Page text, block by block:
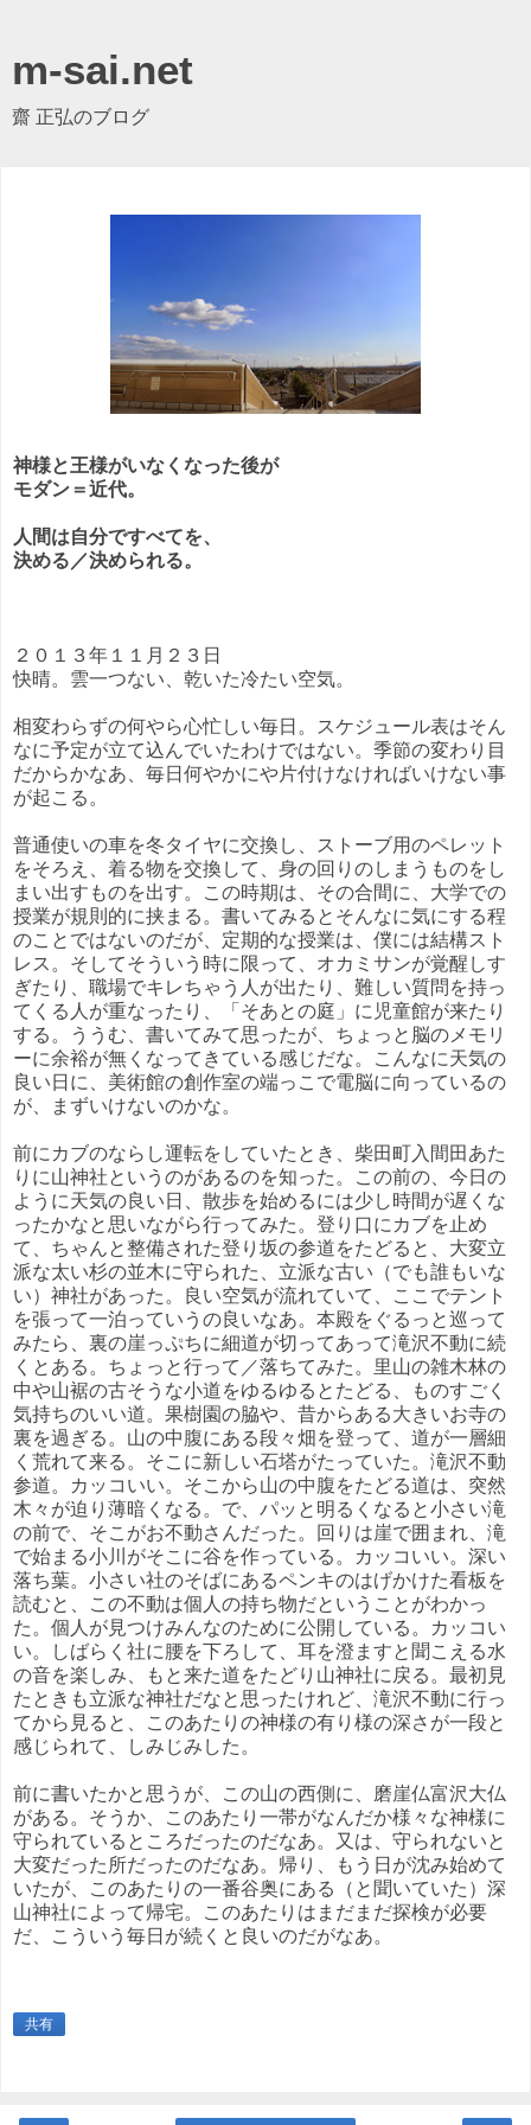
m-sai.net
齋 正弘のブログ
神様と王様がいなくなった後が
モダン＝近代。
人間は自分ですべてを、
決める／決められる。
２０１３年１１月２３日
快晴。雲一つない、乾いた冷たい空気。
相変わらずの何やら心忙しい毎日。スケジュール表はそん
なに予定が立て込んでいたわけではない。季節の変わり目
だからかなあ、毎日何やかにや片付けなければいけない事
が起こる。
普通使いの車を冬タイヤに交換し、ストーブ用のペレット
をそろえ、着る物を交換して、身の回りのしまうものをし
まい出すものを出す。この時期は、その合間に、大学での
授業が規則的に挟まる。書いてみるとそんなに気にする程
のことではないのだが、定期的な授業は、僕には結構スト
レス。そしてそういう時に限って、オカミサンが覚醒しす
ぎたり、職場でキレちゃう人が出たり、難しい質問を持っ
てくる人が重なったり、「そあとの庭」に児童館が来たり
する。ううむ、書いてみて思ったが、ちょっと脳のメモリ
ーに余裕が無くなってきている感じだな。こんなに天気の
良い日に、美術館の創作室の端っこで電脳に向っているの
が、まずいけないのかな。
前にカブのならし運転をしていたとき、柴田町入間田あた
りに山神社というのがあるのを知った。この前の、今日の
ように天気の良い日、散歩を始めるには少し時間が遅くな
ったかなと思いながら行ってみた。登り口にカブを止め
て、ちゃんと整備された登り坂の参道をたどると、大変立
派な太い杉の並木に守られた、立派な古い（でも誰もいな
い）神社があった。良い空気が流れていて、ここでテント
を張って一泊っていうの良いなあ。本殿をぐるっと巡って
みたら、裏の崖っぷちに細道が切ってあって滝沢不動に続
くとある。ちょっと行って／落ちてみた。里山の雑木林の
中や山裾の古そうな小道をゆるゆるとたどる、ものすごく
気持ちのいい道。果樹園の脇や、昔からある大きいお寺の
裏を過ぎる。山の中腹にある段々畑を登って、道が一層細
く荒れて来る。そこに新しい石塔がたっていた。滝沢不動
参道。カッコいい。そこから山の中腹をたどる道は、突然
木々が迫り薄暗くなる。で、パッと明るくなると小さい滝
の前で、そこがお不動さんだった。回りは崖で囲まれ、滝
で始まる小川がそこに谷を作っている。カッコいい。深い
落ち葉。小さい社のそばにあるペンキのはげかけた看板を
読むと、この不動は個人の持ち物だということがわかっ
た。個人が見つけみんなのために公開している。カッコい
い。しばらく社に腰を下ろして、耳を澄ますと聞こえる水
の音を楽しみ、もと来た道をたどり山神社に戻る。最初見
たときも立派な神社だなと思ったけれど、滝沢不動に行っ
てから見ると、このあたりの神様の有り様の深さが一段と
感じられて、しみじみした。
前に書いたかと思うが、この山の西側に、磨崖仏富沢大仏
がある。そうか、このあたり一帯がなんだか様々な神様に
守られているところだったのだなあ。又は、守られないと
大変だった所だったのだなあ。帰り、もう日が沈み始めて
いたが、このあたりの一番谷奥にある（と聞いていた）深
山神社によって帰宅。このあたりはまだまだ探検が必要
だ、こういう毎日が続くと良いのだがなあ。
共有